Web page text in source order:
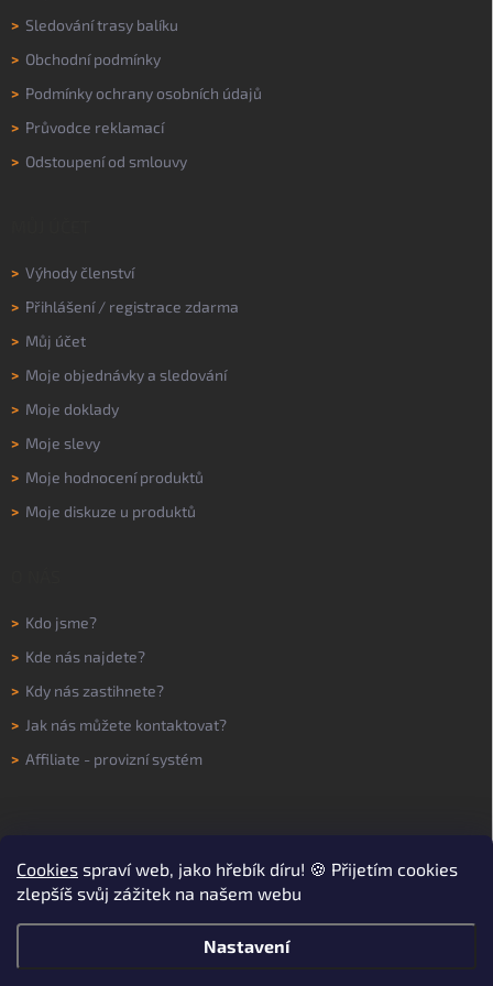
Cookies spraví web, jako hřebík díru! 🍪 Přijetím cookies
zlepšíš svůj zážitek na našem webu
Nastavení
> Sledování trasy balíku
> Obchodní podmínky
> Podmínky ochrany osobních údajů
> Průvodce reklamací
> Odstoupení od smlouvy
> Výhody členství
> Přihlášení/ registrace zdarma
> Můj účet
> Moje objednávky a sledování
> Moje doklady
> Moje slevy
> Moje hodnocení produktů
> Moje diskuze u produktů
> Kdo jsme?
> Kde nás najdete?
> Kdy nás zastihnete?
> Jak nás můžete kontaktovat?
> Affiliate - provizní systém